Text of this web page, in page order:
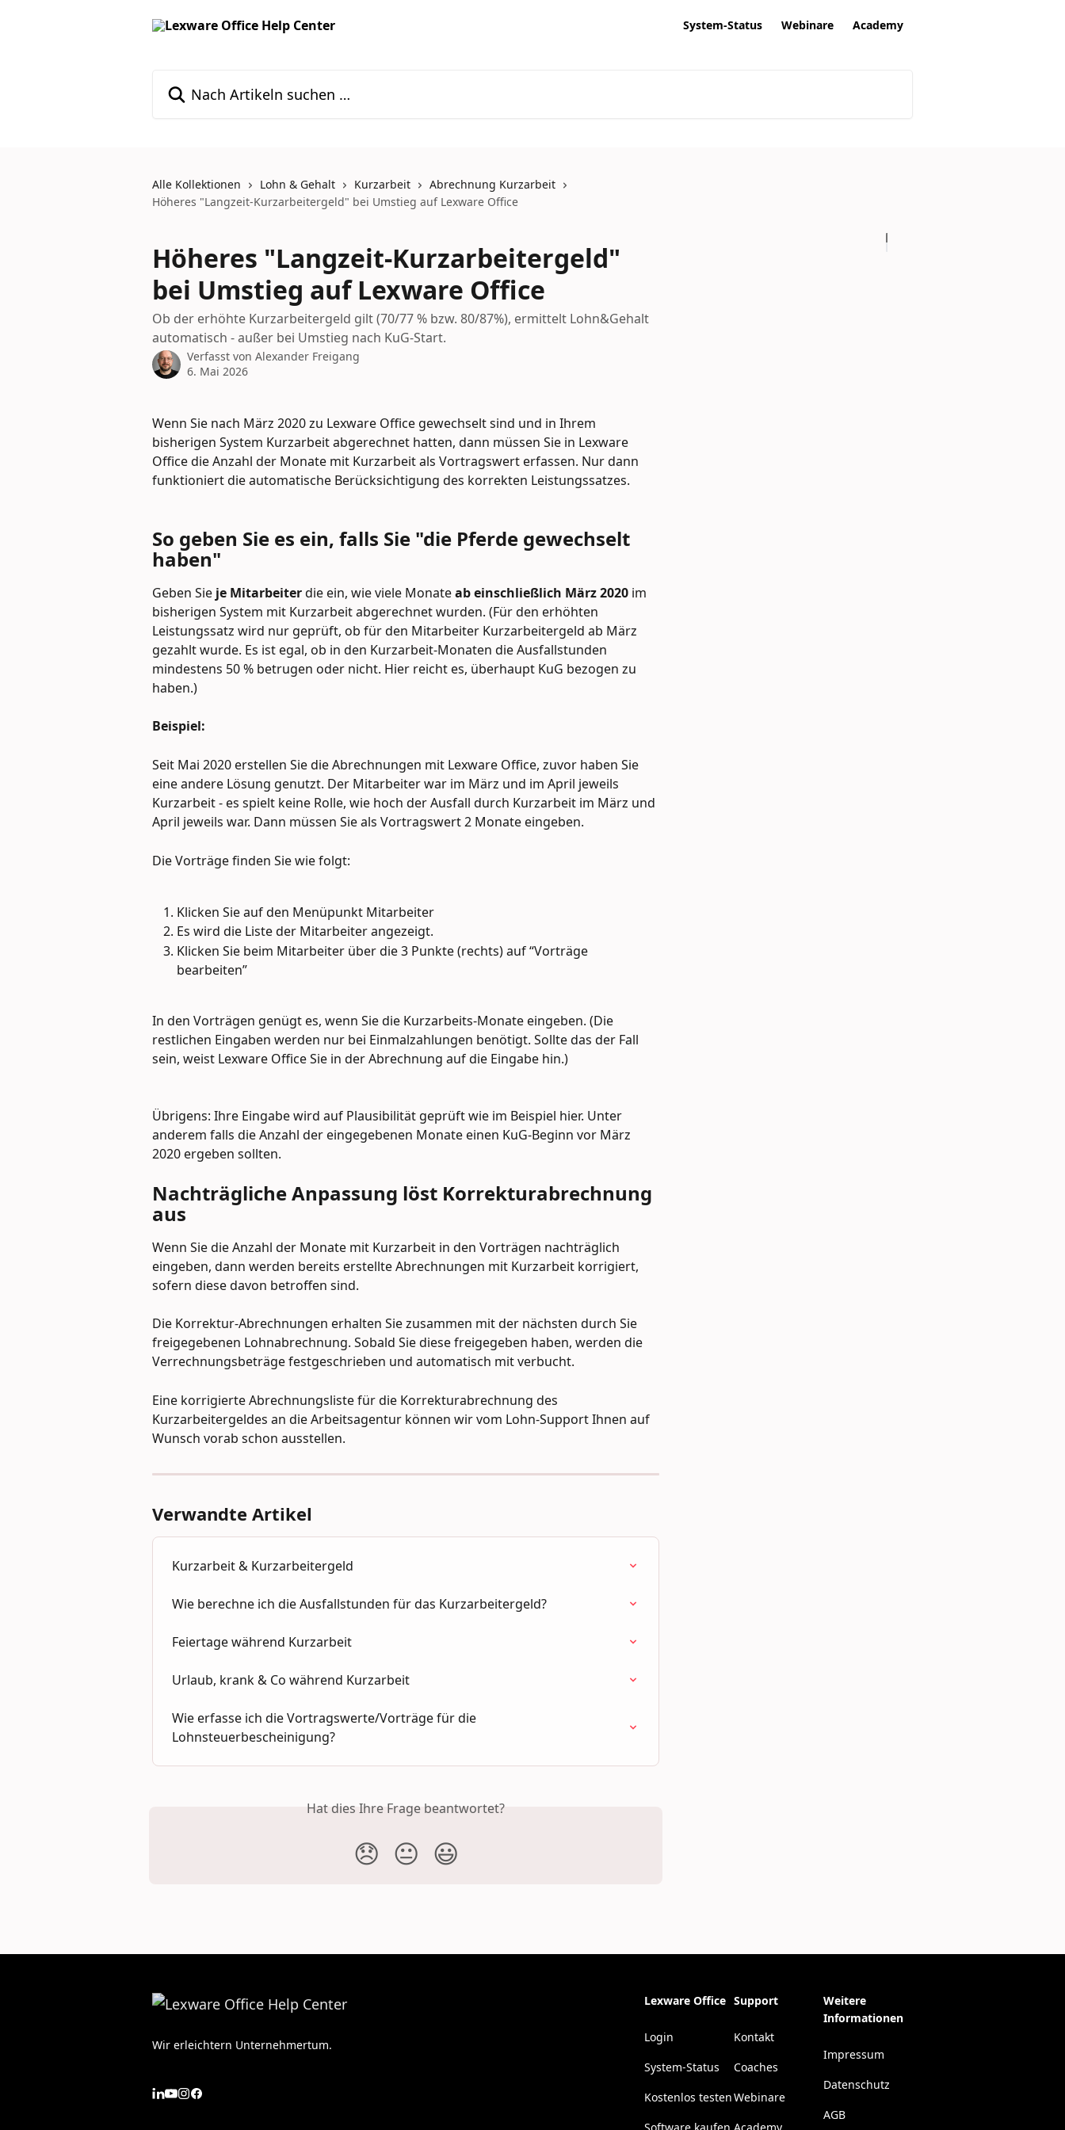
System-Status Webinare Academy
Alle Kollektionen Lohn & Gehalt Kurzarbeit
Abrechnung Kurzarbeit
Höheres "Langzeit-Kurzarbeitergeld" bei Umstieg auf Lexware Office
Höheres "Langzeit-Kurzarbeitergeld"
bei Umstieg auf Lexware Office
Ob der erhöhte Kurzarbeitergeld gilt (70/77 % bzw. 80/87%), ermittelt Lohn&Gehalt
automatisch - außer bei Umstieg nach KuG-Start.
Verfasst von Alexander Freigang
6. Mai 2026
Wenn Sie nach März 2020 zu Lexware Office gewechselt sind und in Ihrem
bisherigen System Kurzarbeit abgerechnet hatten, dann müssen Sie in Lexware
Office die Anzahl der Monate mit Kurzarbeit als Vortragswert erfassen. Nur dann
funktioniert die automatische Berücksichtigung des korrekten Leistungssatzes.
So geben Sie es ein, falls Sie "die Pferde gewechselt
haben"
Geben Sie je Mitarbeiter die ein, wie viele Monate ab einschließlich März 2020 im
bisherigen System mit Kurzarbeit abgerechnet wurden. (Für den erhöhten
Leistungssatz wird nur geprüft, ob für den Mitarbeiter Kurzarbeitergeld ab März
gezahlt wurde. Es ist egal, ob in den Kurzarbeit-Monaten die Ausfallstunden
mindestens 50 % betrugen oder nicht. Hier reicht es, überhaupt KuG bezogen zu
haben.)
Beispiel:
Seit Mai 2020 erstellen Sie die Abrechnungen mit Lexware Office, zuvor haben Sie
eine andere Lösung genutzt. Der Mitarbeiter war im März und im April jeweils
Kurzarbeit - es spielt keine Rolle, wie hoch der Ausfall durch Kurzarbeit im März und
April jeweils war. Dann müssen Sie als Vortragswert 2 Monate eingeben.
Die Vorträge finden Sie wie folgt:
Klicken Sie auf den Menüpunkt Mitarbeiter
Es wird die Liste der Mitarbeiter angezeigt.
Klicken Sie beim Mitarbeiter über die 3 Punkte (rechts) auf “Vorträge
bearbeiten”
In den Vorträgen genügt es, wenn Sie die Kurzarbeits-Monate eingeben. (Die
restlichen Eingaben werden nur bei Einmalzahlungen benötigt. Sollte das der Fall
sein, weist Lexware Office Sie in der Abrechnung auf die Eingabe hin.)
Übrigens: Ihre Eingabe wird auf Plausibilität geprüft wie im Beispiel hier. Unter
anderem falls die Anzahl der eingegebenen Monate einen KuG-Beginn vor März
2020 ergeben sollten.
Nachträgliche Anpassung löst Korrekturabrechnung
aus
Wenn Sie die Anzahl der Monate mit Kurzarbeit in den Vorträgen nachträglich
eingeben, dann werden bereits erstellte Abrechnungen mit Kurzarbeit korrigiert,
sofern diese davon betroffen sind.
Die Korrektur-Abrechnungen erhalten Sie zusammen mit der nächsten durch Sie
freigegebenen Lohnabrechnung. Sobald Sie diese freigegeben haben, werden die
Verrechnungsbeträge festgeschrieben und automatisch mit verbucht.
Eine korrigierte Abrechnungsliste für die Korrekturabrechnung des
Kurzarbeitergeldes an die Arbeitsagentur können wir vom Lohn-Support Ihnen auf
Wunsch vorab schon ausstellen.
Verwandte Artikel
Kurzarbeit & Kurzarbeitergeld
Wie berechne ich die Ausfallstunden für das Kurzarbeitergeld?
Feiertage während Kurzarbeit
Urlaub, krank & Co während Kurzarbeit
Wie erfasse ich die Vortragswerte/Vorträge für die
Lohnsteuerbescheinigung?
Hat dies Ihre Frage beantwortet?
😞 😐 😃
Wir erleichtern Unternehmertum.
Lexware Office
Login
System-Status
Kostenlos testen
Support
Kontakt
Coaches
Webinare
Weitere
Informationen
Impressum
Datenschutz
AGB